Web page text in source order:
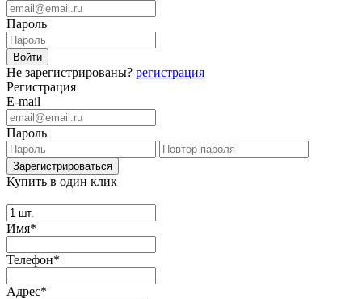
Пароль
Не зарегистрированы? регистрация
Регистрация
E-mail
Пароль
Купить в один клик
Имя*
Телефон*
Адрес*